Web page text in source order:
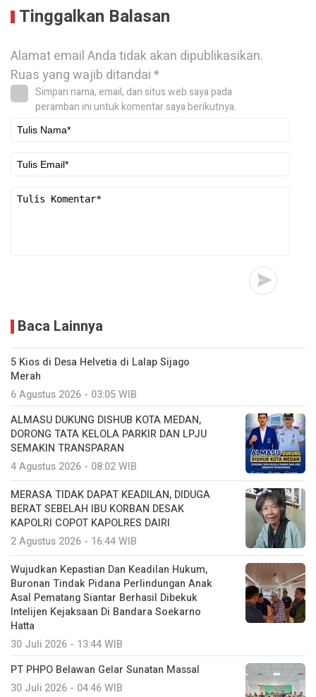
Tinggalkan Balasan
Alamat email Anda tidak akan dipublikasikan.
Ruas yang wajib ditandai*
Simpan nama, email, dan situs web saya pada
peramban ini untuk komentar saya berikutnya.
Baca Lainnya
5 Kios di Desa Helvetia di Lalap Sijago
Merah
6 Agustus 2026 - 03:05 WIB
ALMASU DUKUNG DISHUB KOTA MEDAN,
DORONG TATA KELOLA PARKIR DAN LPJU
SEMAKIN TRANSPARAN
4 Agustus 2026 - 08:02 WIB
MERASA TIDAK DAPAT KEADILAN, DIDUGA
BERAT SEBELAH IBU KORBAN DESAK
KAPOLRI COPOT KAPOLRES DAIRI
2 Agustus 2026 - 16:44 WIB
Wujudkan Kepastian Dan Keadilan Hukum,
Buronan Tindak Pidana Perlindungan Anak
Asal Pematang Siantar Berhasil Dibekuk
Intelijen Kejaksaan Di Bandara Soekarno
Hatta
30 Juli 2026 - 13:44 WIB
PT PHPO Belawan Gelar Sunatan Massal
30 Juli 2026 - 04:46 WIB